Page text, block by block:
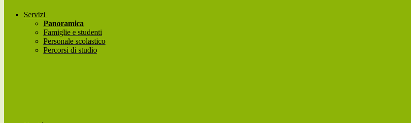
Servizi
Panoramica
Famiglie e studenti
Personale scolastico
Percorsi di studio